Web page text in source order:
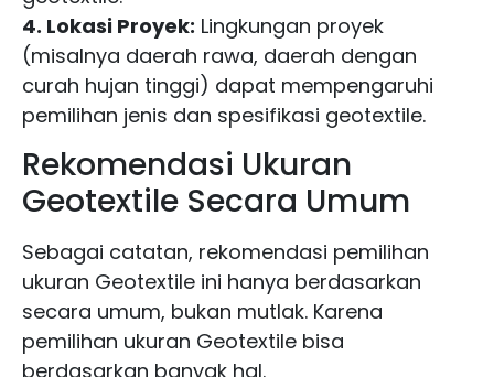
4. Lokasi Proyek: Lingkungan proyek
(misalnya daerah rawa, daerah dengan
curah hujan tinggi) dapat mempengaruhi
pemilihan jenis dan spesifikasi geotextile.
Rekomendasi Ukuran
Geotextile Secara Umum
Sebagai catatan, rekomendasi pemilihan
ukuran Geotextile ini hanya berdasarkan
secara umum, bukan mutlak. Karena
pemilihan ukuran Geotextile bisa
berdasarkan banyak hal.